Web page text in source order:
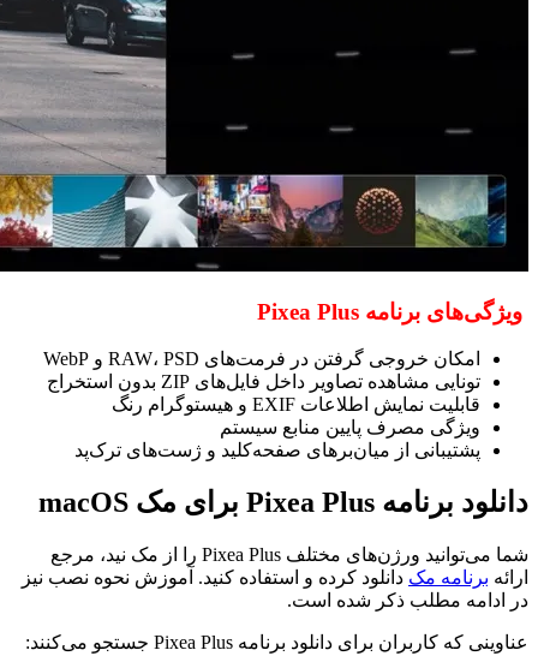
ویژگی‌های برنامه Pixea Plus
امکان خروجی گرفتن در فرمت‌های RAW، PSD و WebP
تونایی مشاهده تصاویر داخل فایل‌های ZIP بدون استخراج
قابلیت نمایش اطلاعات EXIF و هیستوگرام رنگ
ویژگی مصرف پایین منابع سیستم
پشتیبانی از میان‌برهای صفحه‌کلید و ژست‌های ترک‌پد
دانلود برنامه Pixea Plus برای مک macOS
شما می‌توانید ورژن‌های مختلف Pixea Plus را از مک نید، مرجع
ارائه برنامه مک دانلود کرده و استفاده کنید. آموزش نحوه نصب نیز
در ادامه مطلب ذکر شده است.
عناوینی که کاربران برای دانلود برنامه Pixea Plus جستجو می‌کنند: